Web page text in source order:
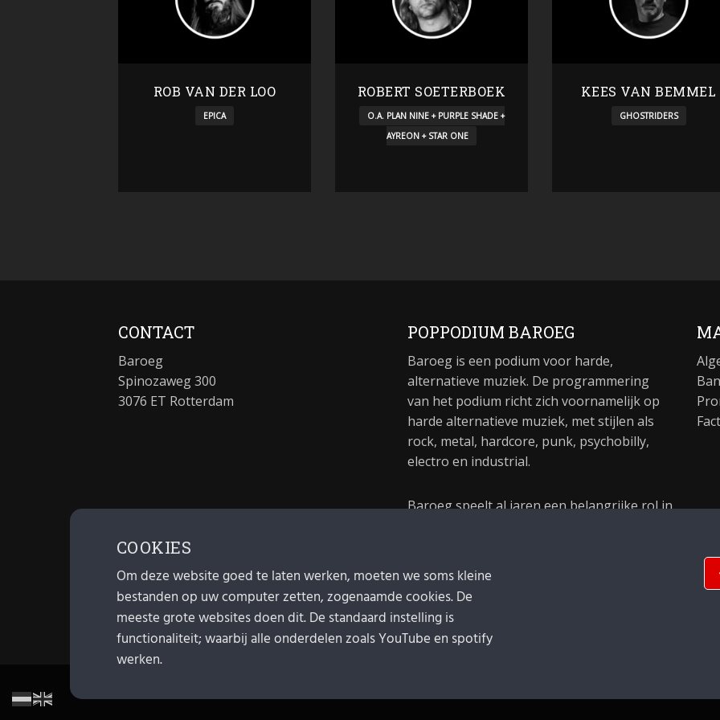
ROB VAN DER LOO
EPICA
ROBERT SOETERBOEK
O.A. PLAN NINE + PURPLE SHADE +
AYREON + STAR ONE
KEES VAN BEMMEL
GHOSTRIDERS
CONTACT
Baroeg
Spinozaweg 300
3076 ET Rotterdam
POPPODIUM BAROEG
Baroeg is een podium voor harde,
alternatieve muziek. De programmering
van het podium richt zich voornamelijk op
harde alternatieve muziek, met stijlen als
rock, metal, hardcore, punk, psychobilly,
electro en industrial.
Baroeg speelt al jaren een belangrijke rol in
COOKIES
Om deze website goed te laten werken, moeten we soms kleine
bestanden op uw computer zetten, zogenaamde cookies. De
meeste grote websites doen dit. De standaard instelling is
functionaliteit; waarbij alle onderdelen zoals YouTube en spotify
werken.